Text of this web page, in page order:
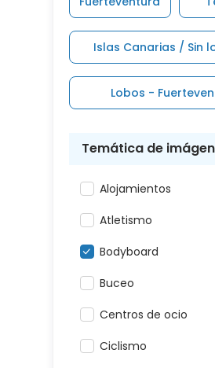
Lobos -
Islas Canarias / Sin
Temática de
Alojamientos
Atletismo
Bodyboard
Buceo
Centros de ocio
Ciclismo